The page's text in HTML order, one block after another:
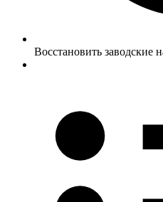
Восстановить заводские